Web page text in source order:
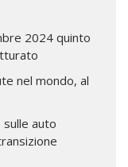
2024 quinto
nel mondo, al
sulle auto